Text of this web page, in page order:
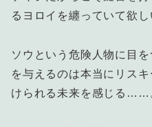
るヨロイを纏っていて欲し
ソウという危険人物に目
を与えるのは本当にリス
けられる未来を感じる……